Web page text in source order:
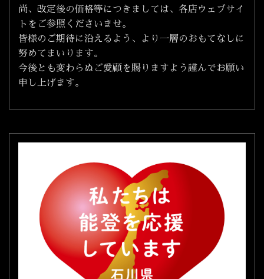
尚、改定後の価格等につきましては、各店ウェブサイ
トをご参照くださいませ。
皆様のご期待に沿えるよう、より一層のおもてなしに
努めてまいります。
今後とも変わらぬご愛顧を賜りますよう謹んでお願い
申し上げます。